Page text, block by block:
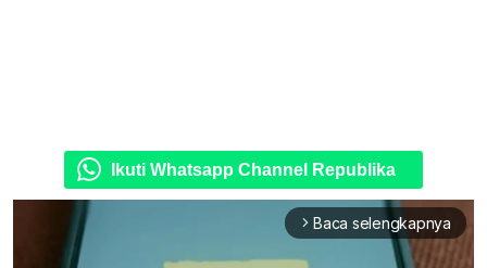
Ikuti Whatsapp Channel Republika
arrow_forward_ios Baca selengkapnya